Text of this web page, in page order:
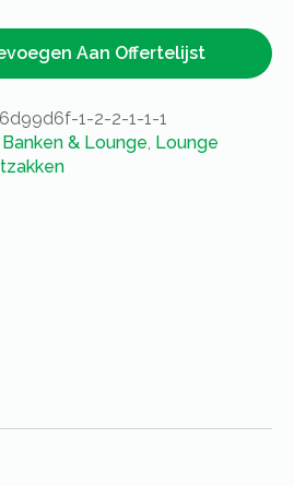
Aan Offertelijst
1-2-2-1-1-1
Banken & Lounge Lounge